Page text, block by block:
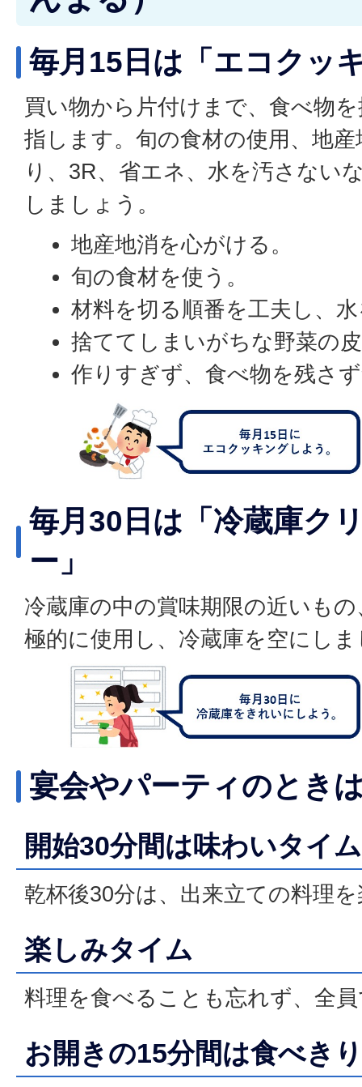
毎月15日は「エコクッ
買い物から片付けまで、食べ物
指します。旬の食材の使用、地
り、3R、省エネ、水を汚さない
しましょう。
地産地消を心がける。
旬の食材を使う。
材料を切る順番を工夫し、
捨ててしまいがちな野菜の
作りすぎず、食べ物を残さ
毎月30日は「冷蔵庫ク
ー」
冷蔵庫の中の賞味期限の近いも
極的に使用し、冷蔵庫を空にし
宴会やパーティのとき
開始30分間は味わいタイム
乾杯後30分は、出来立ての料理
楽しみタイム
料理を食べることも忘れず、全
お開きの15分間は食べき